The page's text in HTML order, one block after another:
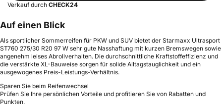
Verkauf durch CHECK24
Auf einen Blick
Als sportlicher Sommerreifen für PKW und SUV bietet der Starmaxx Ultrasport
ST760 275/30 R20 97 W sehr gute Nasshaftung mit kurzen Bremswegen sowie
angenehm leises Abrollverhalten. Die durchschnittliche Kraftstoffeffizienz und
die verstärkte XL-Bauweise sorgen für solide Alltagstauglichkeit und ein
ausgewogenes Preis-Leistungs-Verhältnis.
Sparen Sie beim Reifenwechsel
Prüfen Sie Ihre persönlichen Vorteile und profitieren Sie von Rabatten und
Punkten.